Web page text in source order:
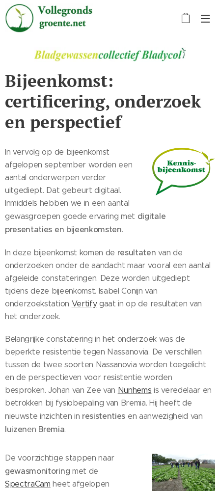
Bijeenkomst:
certificering, onderzoek
en perspectief
In vervolg op de bijeenkomst
afgelopen september worden een
aantal onderwerpen verder
uitgediept. Dat gebeurt digitaal.
Inmiddels hebben we in een aantal
gewasgroepen goede ervaring met digitale
presentaties en bijeenkomsten.
In deze bijeenkomst komen de resultaten van de
onderzoeken onder de aandacht maar vooral een aantal
afgeleide constateringen. Deze worden uitgediept
tijdens deze bijeenkomst. Isabel Conijn van
onderzoekstation Vertifygaat in op de resultaten van
het onderzoek.
Belangrijke constatering in het onderzoek was de
beperkte resistentie tegen Nassanovia. De verschillen
tussen de twee soorten Nassanovia worden toegelicht
en de perspectieven voor resistentie worden
besproken. Johan van Zee van Nunhems is veredelaar en
betrokken bij fysiobepaling van Bremia. Hij heeft de
nieuwste inzichten in resistenties en aanwezigheid van
luizenen Bremia.
De voorzichtige stappen naar
gewasmonitoring met de
SpectraCam heet afgelopen